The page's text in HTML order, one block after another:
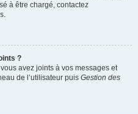
à être chargé, contactez
?
avez joints à vos messages et
de l’utilisateur puis Gestion des